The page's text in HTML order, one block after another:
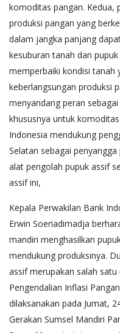
komoditas pangan. Kedua,
produksi pangan yang
dalam jangka panjang
kesuburan tanah dan
memperbaiki kondisi tanah
keberlangsungan produksi
menyandang peran
khususnya untuk
Indonesia mendukung
Selatan sebagai
alat pengolah pupuk assif
assif ini,
Kepala Perwakilan Bank
Erwin Soeriadimadja
mandiri menghasilkan
mendukung produksinya.
assif merupakan salah
Pengendalian Inflasi
dilaksanakan pada Jumat,
Gerakan Sumsel Mandiri